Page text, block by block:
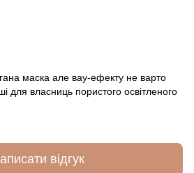
маска але вау-ефекту не варто
для власниць пористого освітленого
відгук